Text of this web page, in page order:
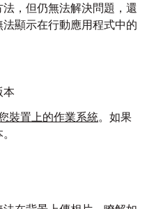
，但仍無法解決問題，還
顯示在行動應用程式中的
本
裝置上的作業系統。如果